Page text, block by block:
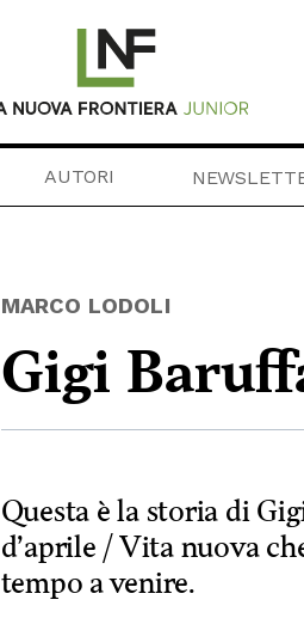
AUTORI
MARCO LODOLI
Gigi
Questa è la storia di
d’aprile / Vita nuova
tempo a venire.